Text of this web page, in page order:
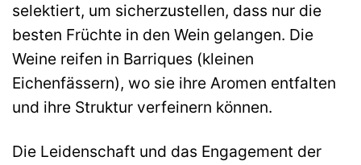
selektiert, um sicherzustellen, dass nur die
besten Früchte in den Wein gelangen. Die
Weine reifen in Barriques (kleinen
Eichenfässern), wo sie ihre Aromen entfalten
und ihre Struktur verfeinern können.
Die Leidenschaft und das Engagement der